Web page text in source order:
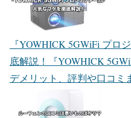
『YOWHICK 5GWiFi プロ
底解説！
『YOWHICK
デメリット、評判や口コミ